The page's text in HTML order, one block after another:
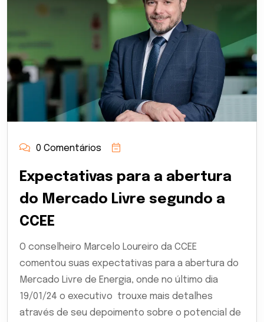
0 Comentários
Expectativas para a abertura
do Mercado Livre segundo a
CCEE
O conselheiro Marcelo Loureiro da CCEE
comentou suas expectativas para a abertura do
Mercado Livre de Energia, onde no último dia
19/01/24 o executivo trouxe mais detalhes
através de seu depoimento sobre o potencial de